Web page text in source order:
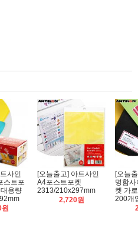
사인
스트포
용량
[오늘출고] 아트사인
A4포스트포켓
2313/210x297mm
2,720원
[오늘
명함
켓 가
200개